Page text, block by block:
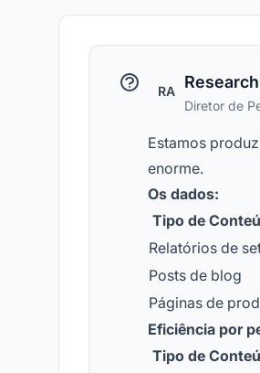
RA
Diretor de
Estamos
enorme.
Os dados:
Tipo de
Relatórios de
Posts de blog
Páginas de
Eficiência por
Tipo de